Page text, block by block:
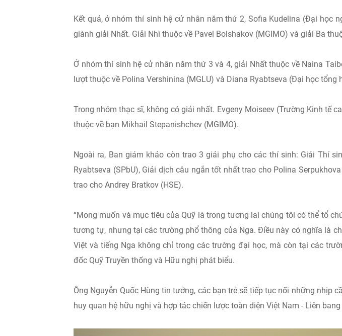
Kết quả, ở nhóm thí sinh hệ cử nhân năm thứ 2, Sofia Kudelina (Đại học
giành giải Nhất. Giải Nhì thuộc về Pavel Bolshakov (MGIMO) và giải Ba
Ở nhóm thí sinh hệ cử nhân năm thứ 3 và 4, giải Nhất thuộc về Naina
lượt thuộc về Polina Vershinina (MGLU) và Diana Ryabtseva (Đại học tổng
Trong nhóm thạc sĩ, không có giải nhất. Evgeny Moiseev (Trường Kinh tế
thuộc về bạn Mikhail Stepanishchev (MGIMO).
Ngoài ra, Ban giám khảo còn trao 3 giải phụ cho các thí sinh: Giải Thí
Ryabtseva (SPbU), Giải dịch câu ngắn tốt nhất trao cho Polina
trao cho Andrey Bratkov (HSE).
“Mong muốn và mục tiêu của Quỹ là trong tương lai chúng tôi có thể tổ
tương tự, nhưng tại các trường phổ thông của Nga. Điều này có nghĩa là
Việt và tiếng Nga không chỉ trong các trường đại học, mà còn tại các
đốc Quỹ Truyền thống và Hữu nghị phát biểu.
Ông Nguyễn Quốc Hùng tin tưởng, các bạn trẻ sẽ tiếp tục nối những nhịp
huy quan hệ hữu nghị và hợp tác chiến lược toàn diện Việt Nam - Liên bang